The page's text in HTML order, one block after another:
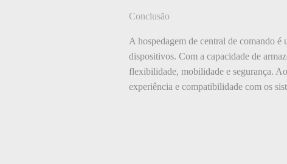
Conclusão
A hospedagem de central de comando é
dispositivos. Com a capacidade de
flexibilidade, mobilidade e segurança.
experiência e compatibilidade com os